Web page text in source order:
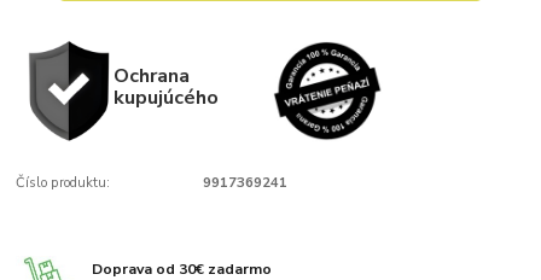
Ochrana
kupujúcého
Číslo produktu: 9917369241
Doprava od 30€ zadarmo